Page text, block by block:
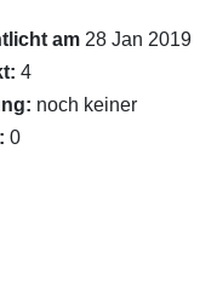
am 28 Jan 2019
4
noch keiner
0